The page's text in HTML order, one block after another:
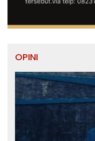
OPINI